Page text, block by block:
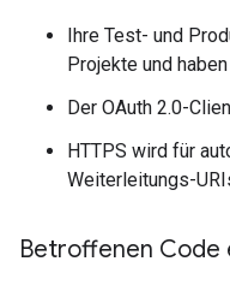
Ihre Test- und
Projekte und
Der OAuth 2.0-
HTTPS wird für
Weiterleitungs-
Betroffenen